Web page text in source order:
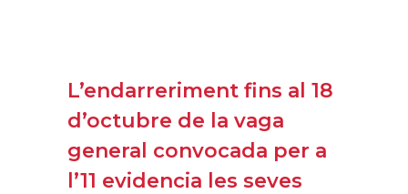
L’endarreriment fins al 18
d’octubre de la vaga
general convocada per a
l’11 evidencia les seves